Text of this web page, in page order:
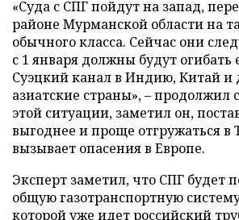
«Суда с СПГ пойдут на запад,
районе Мурманской области на
обычного класса. Сейчас они
с 1 января должны будут огибать
Суэцкий канал в Индию, Китай и
азиатские страны», – продолжил
этой ситуации, заметил он,
выгоднее и проще отгружаться в
вызывает опасения в Европе.
Эксперт заметил, что СПГ будет
общую газотранспортную
которой уже идет российский